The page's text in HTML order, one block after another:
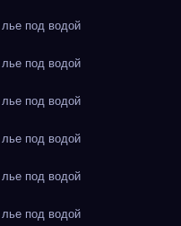
под водой
под водой
под водой
под водой
под водой
под водой